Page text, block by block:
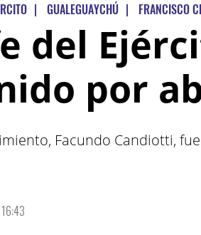
| GUALEGUAYCHÚ | FRANCISCO
del
por
Facundo Candiotti,